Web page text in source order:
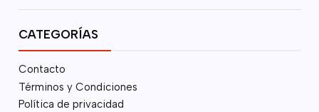
CATEGORÍAS
Contacto
Términos y Condiciones
Política de privacidad